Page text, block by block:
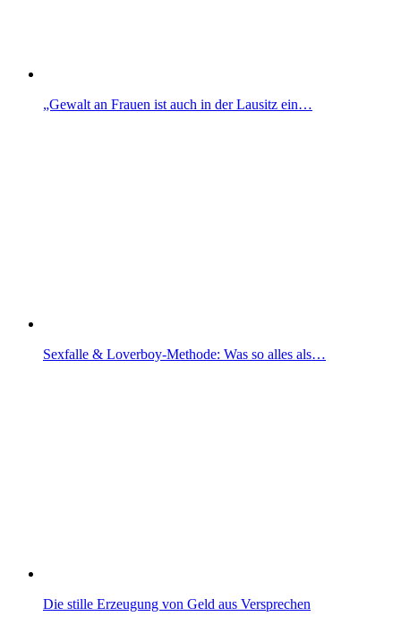
„Gewalt an Frauen ist auch in der Lausitz ein…
Sexfalle & Loverboy-Methode: Was so alles als…
Die stille Erzeugung von Geld aus Versprechen